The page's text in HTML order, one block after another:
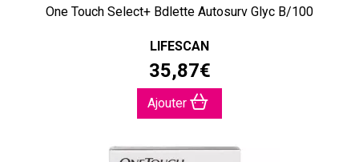
One Touch Select+ Bdlette Autosurv Glyc B/100
LIFESCAN
35,87€
Ajouter